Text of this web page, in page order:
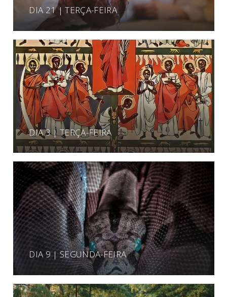
DIA 21 | TERÇA-FEIRA
DIA 3 | TERÇA-FEIRA
DIA 9 | SEGUNDA-FEIRA